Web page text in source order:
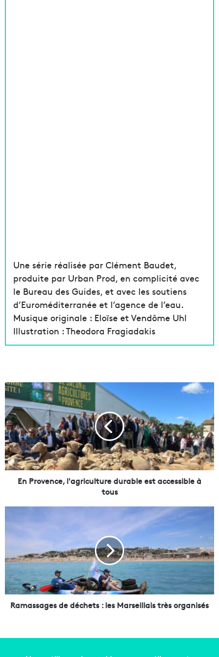
Une série réalisée par Clément Baudet,
produite par Urban Prod, en complicité avec
le Bureau des Guides, et avec les soutiens
d’Euroméditerranée et l’agence de l’eau.
Musique originale : Eloïse et Vendôme Uhl
Illustration : Theodora Fragiadakis
E
n
P
r
o
v
e
n
c
a
c
l
t
En Provence, l'agriculture durable est accessible à
tous
a
s
g
e
Ramassages de déchets : les Marseillais très organisés